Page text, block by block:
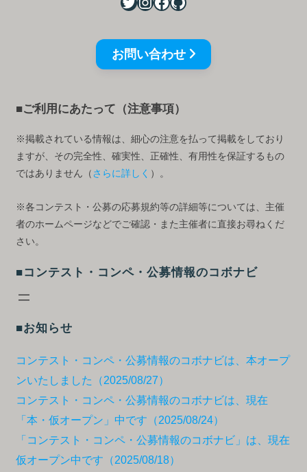
お問い合わせ
■ご利用にあたって（注意事項）
※掲載されている情報は、細心の注意を払って掲載をしており
ますが、その完全性、確実性、正確性、有用性を保証するもの
ではありません（ さらに詳しく ）。
※各コンテスト・公募の応募規約等の詳細等については、主催
者のホームページなどでご確認・また主催者に直接お尋ねくだ
さい。
■コンテスト・コンペ・公募情報のコボナビ
■お知らせ
コンテスト・コンペ・公募情報のコボナビは、本オープ
ンいたしました（2025/08/27）
コンテスト・コンペ・公募情報のコボナビは、現在
「本・仮オープン」中です（2025/08/24）
「コンテスト・コンペ・公募情報のコボナビ」は、現在
仮オープン中です（2025/08/18）